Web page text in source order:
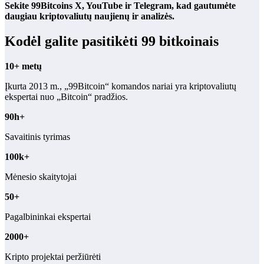
Sekite 99Bitcoins X, YouTube ir Telegram, kad gautumėte
daugiau kriptovaliutų naujienų ir analizės.
Kodėl galite pasitikėti 99 bitkoinais
10+ metų
Įkurta 2013 m., „99Bitcoin“ komandos nariai yra kriptovaliutų
ekspertai nuo „Bitcoin“ pradžios.
90h+
Savaitinis tyrimas
100k+
Mėnesio skaitytojai
50+
Pagalbininkai ekspertai
2000+
Kripto projektai peržiūrėti